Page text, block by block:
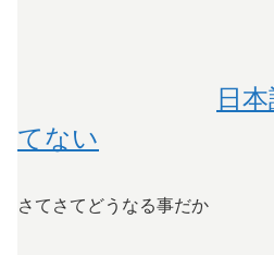
日
てない
さてさてどうなる事だか